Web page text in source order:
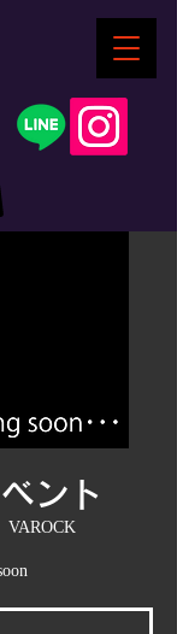
ント
VAROCK